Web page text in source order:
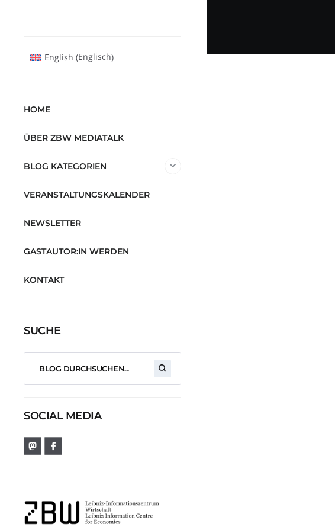
English (Englisch)
HOME
ÜBER ZBW MEDIATALK
BLOG KATEGORIEN
VERANSTALTUNGSKALENDER
NEWSLETTER
GASTAUTOR:IN WERDEN
KONTAKT
SUCHE
SOCIAL MEDIA